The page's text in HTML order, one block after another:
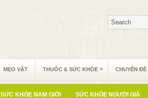
MẸO VẶT THUỐC & SỨC KHỎE » CHUYÊN ĐỀ
SỨC KHỎE NAM GIỚI SỨC KHỎE NGƯỜI GIÀ